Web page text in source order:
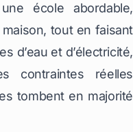
école abordable,
tout en faisant
d’eau et d’électricité,
contraintes réelles
tombent en majorité